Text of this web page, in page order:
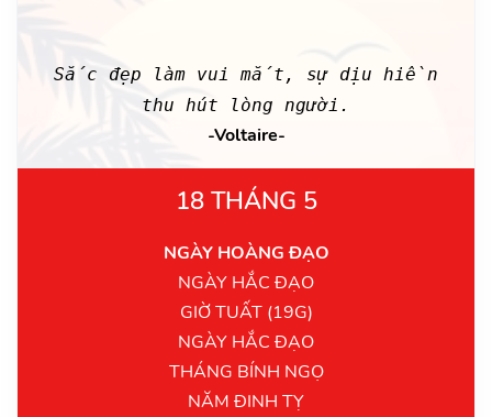
Sắc đẹp làm vui mắt, sự dịu hiền
thu hút lòng người.
-Voltaire-
18 THÁNG 5
NGÀY HOÀNG ĐẠO
NGÀY HẮC ĐẠO
GIỜ TUẤT (19G)
NGÀY HẮC ĐẠO
THÁNG BÍNH NGỌ
NĂM ĐINH TỴ